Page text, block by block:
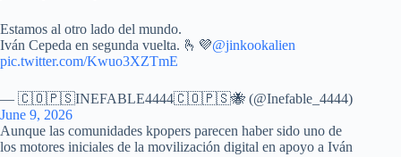
Estamos al otro lado del mundo.
Iván Cepeda en segunda vuelta. 🫰💜@jinkookalien
pic.twitter.com/Kwuo3XZTmE
— 🇨🇴🇵🇸INEFABLE4444🇨🇴🇵🇸🐝 (@Inefable_4444)
June 9, 2026
Aunque las comunidades kpopers parecen haber sido uno de
los motores iniciales de la movilización digital en apoyo a Iván